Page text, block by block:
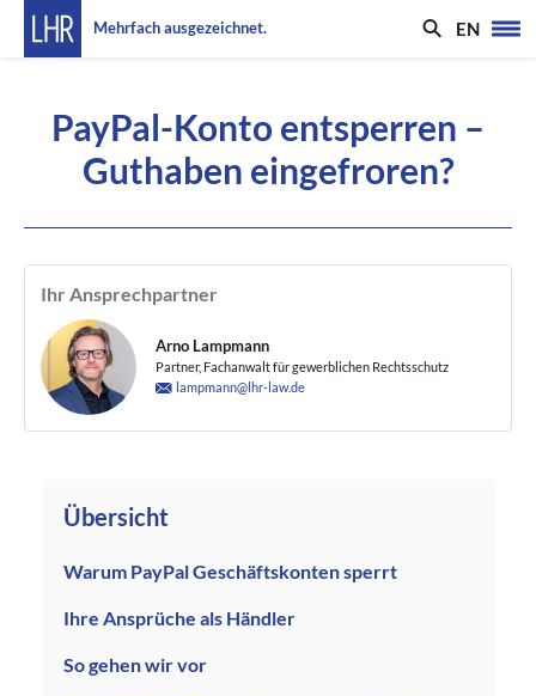
Mehrfach ausgezeichnet. EN
PayPal-Konto entsperren –
Guthaben eingefroren?
Ihr Ansprechpartner
Arno Lampmann
Partner, Fachanwalt für gewerblichen Rechtsschutz
lampmann@lhr-law.de
Übersicht
Warum PayPal Geschäftskonten sperrt
Ihre Ansprüche als Händler
So gehen wir vor